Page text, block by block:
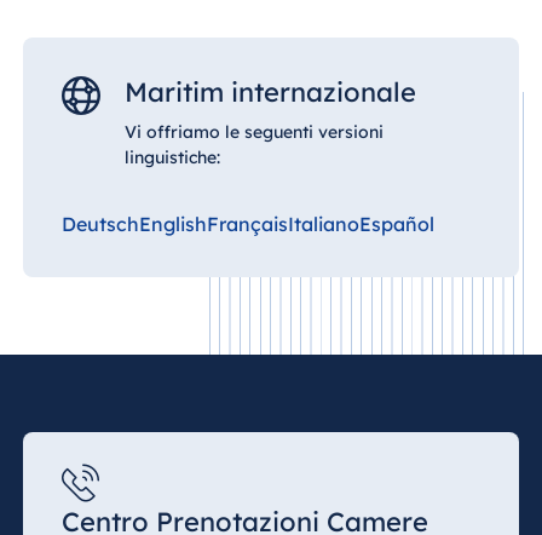
Maritim internazionale
Vi offriamo le seguenti versioni
linguistiche:
DeutschEnglishFrançaisItalianoEspañol
Centro Prenotazioni Camere